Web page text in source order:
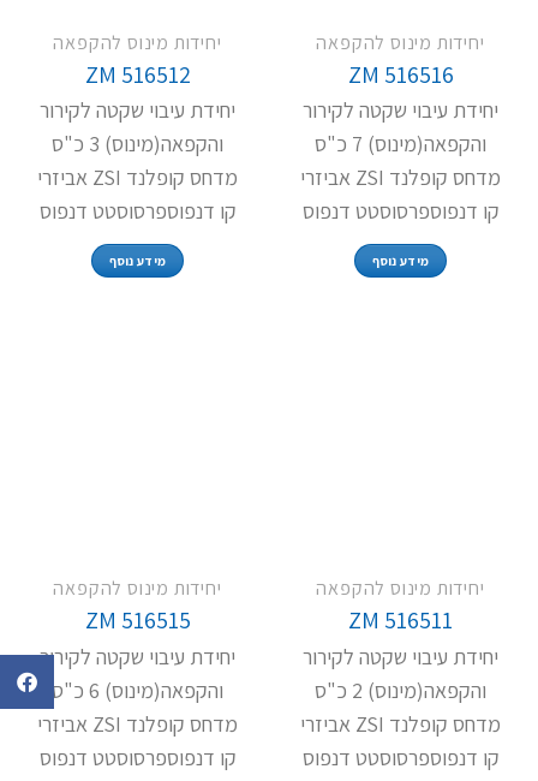
יחידות מינוס להקפאה
ZM 516516
יחידת עיבוי שקטה לקירור
והקפאה(מינוס) 7 כ"ס
מדחס קופלנד ZSI אביזרי
קו דנפוספרסוסטט דנפוס
מידע נוסף
יחידות מינוס להקפאה
ZM 516512
יחידת עיבוי שקטה לקירור
והקפאה(מינוס) 3 כ"ס
מדחס קופלנד ZSI אביזרי
קו דנפוספרסוסטט דנפוס
מידע נוסף
יחידות מינוס להקפאה
ZM 516511
יחידת עיבוי שקטה לקירור
והקפאה(מינוס) 2 כ"ס
מדחס קופלנד ZSI אביזרי
קו דנפוספרסוסטט דנפוס
יחידות מינוס להקפאה
ZM 516515
יחידת עיבוי שקטה לקירור
והקפאה(מינוס) 6 כ"ס
מדחס קופלנד ZSI אביזרי
קו דנפוספרסוסטט דנפוס